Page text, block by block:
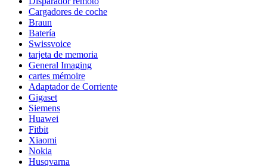
Cargadores de coche
Braun
Batería
Swissvoice
tarjeta de memoria
General Imaging
cartes mémoire
Adaptador de Corriente
Gigaset
Siemens
Huawei
Fitbit
Xiaomi
Nokia
Husqvarna